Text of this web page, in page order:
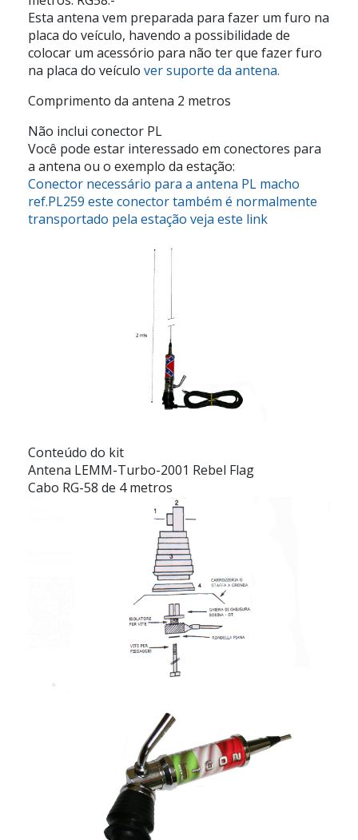
Esta antena vem preparada para fazer um furo na
placa do veículo, havendo a possibilidade de
colocar um acessório para não ter que fazer furo
na placa do veículo ver suporte da antena.
Comprimento da antena 2 metros
Não inclui conector PL
Você pode estar interessado em conectores para
a antena ou o exemplo da estação:
Conector necessário para a antena PL macho
ref.PL259 este conector também é normalmente
transportado pela estação veja este link
Conteúdo do kit
Antena LEMM-Turbo-2001 Rebel Flag
Cabo RG-58 de 4 metros